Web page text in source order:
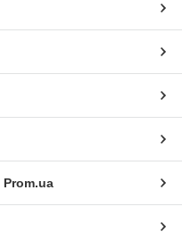
Prom.ua